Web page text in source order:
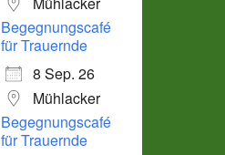
Outlook Live
Begegnungscafé
für Trauernde
8 Sep. 26
Mühlacker
Begegnungscafé
für Trauernde